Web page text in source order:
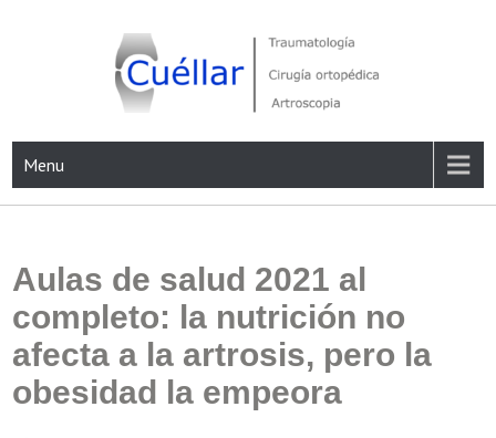
Menu
Aulas de salud 2021 al
completo: la nutrición no
afecta a la artrosis, pero la
obesidad la empeora